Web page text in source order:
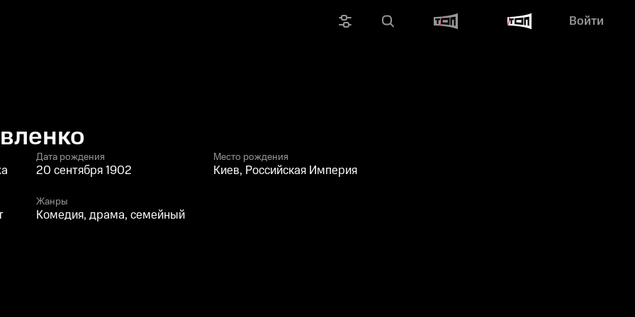
Войти
Дата рождения
20 сентября 1902
Место рождения
Киев, Российская Империя
Жанры
Комедия, драма, семейный